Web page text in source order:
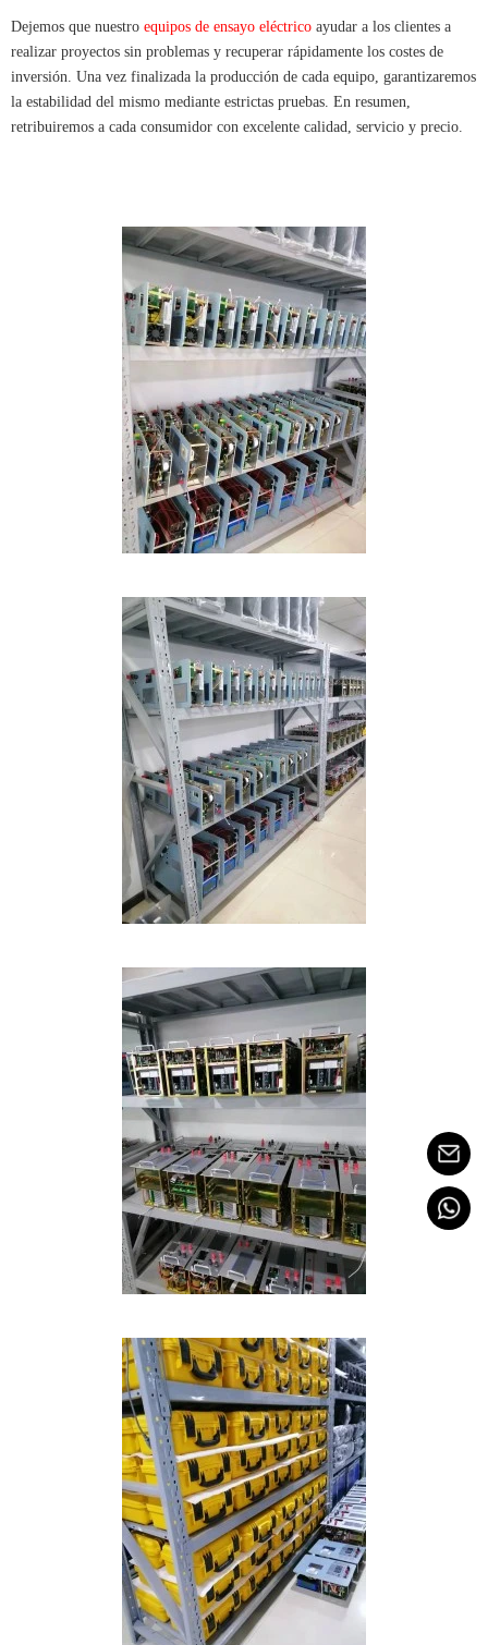
Dejemos que nuestro equipos de ensayo eléctrico ayudar a los clientes a
realizar proyectos sin problemas y recuperar rápidamente los costes de
inversión. Una vez finalizada la producción de cada equipo, garantizaremos
la estabilidad del mismo mediante estrictas pruebas. En resumen,
retribuiremos a cada consumidor con excelente calidad, servicio y precio.